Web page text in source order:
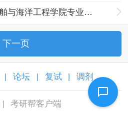
2017年江苏科技大学船舶与海洋工程学院专业目录及考试科目
下一页
论坛 复试 调剂
考研帮客户端